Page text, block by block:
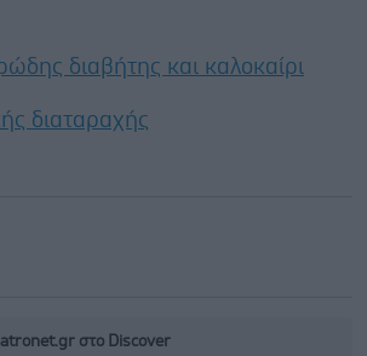
διαβήτης και καλοκαίρι
διαταραχής
στο Discover